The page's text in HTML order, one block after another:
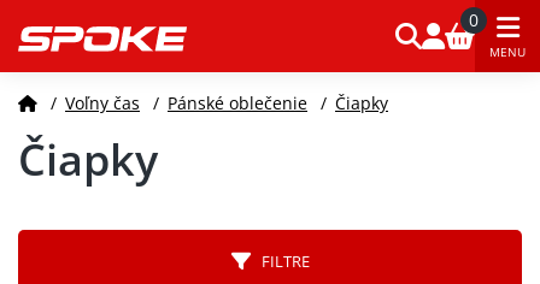
0
MENU
/ Voľny čas / Pánské oblečenie / Čiapky
Čiapky
FILTRE